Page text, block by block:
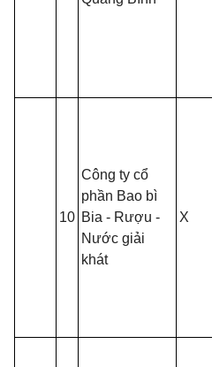
10
Công ty cổ
phần Bao bì
Bia - Rượu -
Nước giải
khát
X